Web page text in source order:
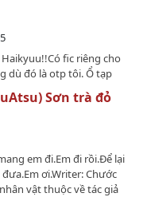
thì dài quá nên mình có
dễ đọc hơn.…
fic riêng cho
dù đó là otp tôi. Ổ tạp
KuroTsuki, AllHina, các
(trừ KuroKen)Chào mừng
chân vào ổ muối và đường!
flavour~Pls đừng đục
TỪ ĐÂY OK!…
Sơn trà đỏ
em đi.Em đi rồi.Để lại
ơi.Writer: Chước
vật thuộc về tác giả